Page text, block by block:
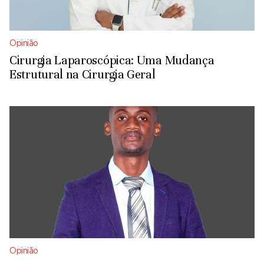
Opinião
Cirurgia Laparoscópica: Uma Mudança
Estrutural na Cirurgia Geral
Opinião